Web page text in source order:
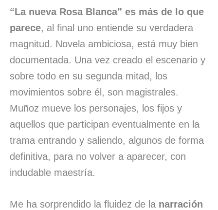
“La nueva Rosa Blanca” es más de lo que
parece, al final uno entiende su verdadera
magnitud. Novela ambiciosa, está muy bien
documentada. Una vez creado el escenario y
sobre todo en su segunda mitad, los
movimientos sobre él, son magistrales.
Muñoz mueve los personajes, los fijos y
aquellos que participan eventualmente en la
trama entrando y saliendo, algunos de forma
definitiva, para no volver a aparecer, con
indudable maestría.
Me ha sorprendido la fluidez de la narración